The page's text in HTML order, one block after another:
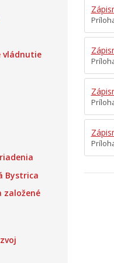
vládnutie
Bystrica
založené